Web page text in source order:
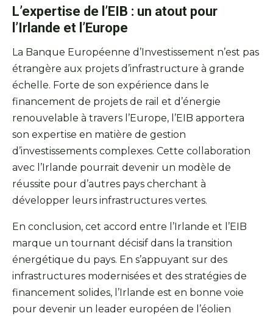
L’expertise de l’EIB : un atout pour
l’Irlande et l’Europe
La Banque Européenne d’Investissement n’est pas
étrangère aux projets d’infrastructure à grande
échelle. Forte de son expérience dans le
financement de projets de rail et d’énergie
renouvelable à travers l’Europe, l’EIB apportera
son expertise en matière de gestion
d’investissements complexes. Cette collaboration
avec l’Irlande pourrait devenir un modèle de
réussite pour d’autres pays cherchant à
développer leurs infrastructures vertes.
En conclusion, cet accord entre l’Irlande et l’EIB
marque un tournant décisif dans la transition
énergétique du pays. En s’appuyant sur des
infrastructures modernisées et des stratégies de
financement solides, l’Irlande est en bonne voie
pour devenir un leader européen de l’éolien